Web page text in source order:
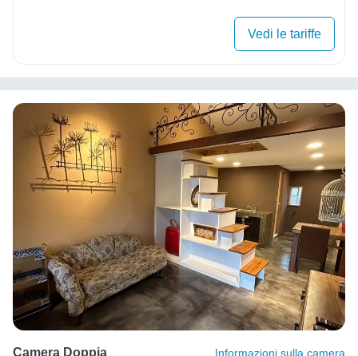
Vedi le tariffe
Camera Doppia Informazioni sulla camera